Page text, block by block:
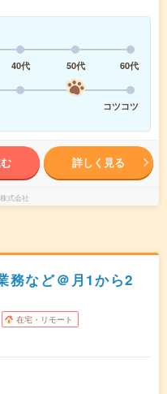
40代 50代
60代
コツコツ
詳しく見る
式会社
務など＠月1から2
在宅・リモート